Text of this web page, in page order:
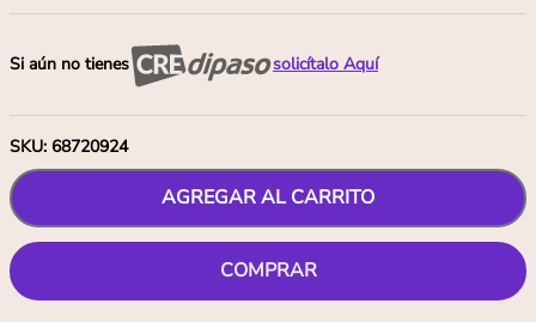
Si aún no tienes solicítalo Aquí
SKU: 68720924
AGREGAR AL CARRITO
COMPRAR